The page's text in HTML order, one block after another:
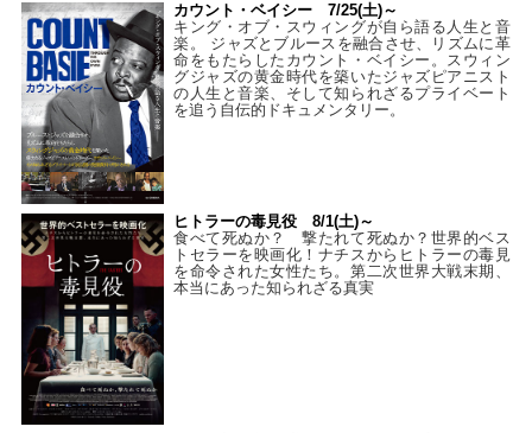
カウント・ベイシー 7/25(土)～
キング・オブ・スウィングが自ら語る人生と音
楽。 ジャズとブルースを融合させ、リズムに革
命をもたらしたカウント・ベイシー。スウィン
グジャズの黄金時代を築いたジャズピアニスト
の人生と音楽、そして知られざるプライベート
を追う自伝的ドキュメンタリー。
ヒトラーの毒見役 8/1(土)～
食べて死ぬか？ 撃たれて死ぬか？世界的ベス
トセラーを映画化！ナチスからヒトラーの毒見
を命令された女性たち。第二次世界大戦末期、
本当にあった知られざる真実